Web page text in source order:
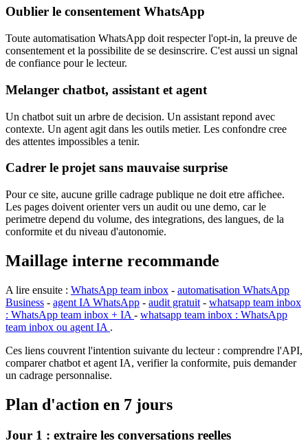
Oublier le consentement WhatsApp
Toute automatisation WhatsApp doit respecter l'opt-in, la preuve de
consentement et la possibilite de se desinscrire. C'est aussi un signal
de confiance pour le lecteur.
Melanger chatbot, assistant et agent
Un chatbot suit un arbre de decision. Un assistant repond avec
contexte. Un agent agit dans les outils metier. Les confondre cree
des attentes impossibles a tenir.
Cadrer le projet sans mauvaise surprise
Pour ce site, aucune grille cadrage publique ne doit etre affichee.
Les pages doivent orienter vers un audit ou une demo, car le
perimetre depend du volume, des integrations, des langues, de la
conformite et du niveau d'autonomie.
Maillage interne recommande
A lire ensuite : WhatsApp team inbox - automatisation WhatsApp
Business - agent IA WhatsApp - audit gratuit - whatsapp team inbox
: WhatsApp team inbox + IA - whatsapp team inbox : WhatsApp
team inbox ou agent IA .
Ces liens couvrent l'intention suivante du lecteur : comprendre l'API,
comparer chatbot et agent IA, verifier la conformite, puis demander
un cadrage personnalise.
Plan d'action en 7 jours
Jour 1 : extraire les conversations reelles